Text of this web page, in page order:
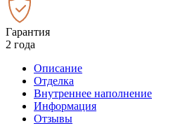
Гарантия
2 года
Описание
Отделка
Внутреннее наполнение
Информация
Отзывы